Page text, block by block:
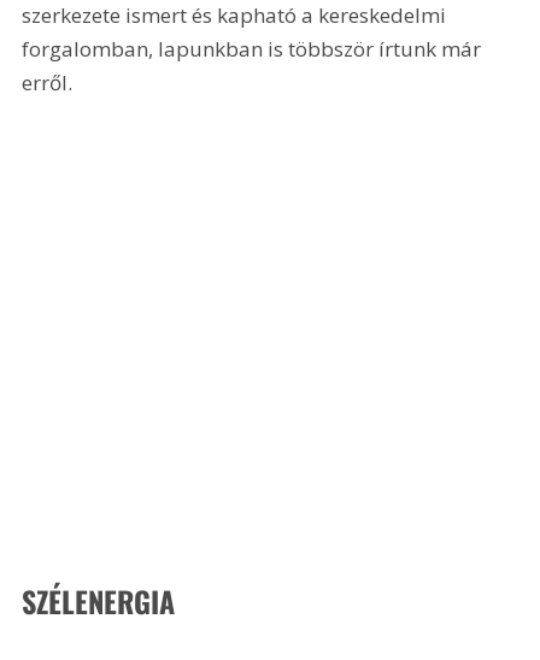
szerkezete ismert és kapható a kereskedelmi
forgalomban, lapunkban is többször írtunk már
erről.
SZÉLENERGIA